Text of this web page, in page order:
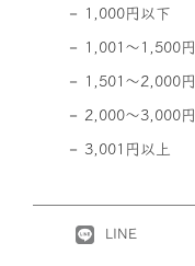
1,000円以下
1,001～1,500円
1,501～2,000円
2,000～3,000円
3,001円以上
LINE